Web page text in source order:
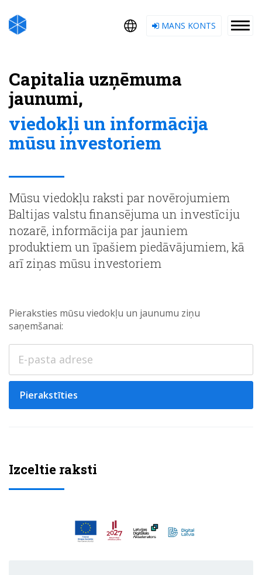
MANS KONTS
Capitalia uzņēmuma
jaunumi,
viedokļi un informācija
mūsu investoriem
Mūsu viedokļu raksti par novērojumiem
Baltijas valstu finansējuma un investīciju
nozarē, informācija par jauniem
produktiem un īpašiem piedāvājumiem, kā
arī ziņas mūsu investoriem
Pieraksties mūsu viedokļu un jaunumu ziņu
saņemšanai:
Pierakstīties
Izceltie raksti